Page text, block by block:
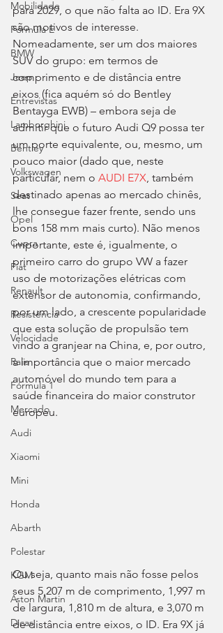
Mobilidade
Fórmula E
BMW
Jeep
Entrevistas
Lamborghini
Bentley
Volkswagen
Seat
Opel
Cupra
Fiat
Renault
Resistência
Velocidade
Ralis
Fórmula 1
Mercado
Audi
Xiaomi
Mini
Honda
Abarth
Polestar
KGM
Aston Martin
Dicas
para 2029, o que não falta ao ID. Era 9X
são motivos de interesse.
Nomeadamente, ser um dos maiores
SUV do grupo: em termos de
comprimento e de distância entre
eixos (fica aquém só do Bentley
Bentayga EWB) – embora seja de
admitir que o futuro Audi Q9 possa ter
um porte equivalente, ou, mesmo, um
pouco maior (dado que, neste
particular, nem o AUDI E7X, também
destinado apenas ao mercado chinês,
lhe consegue fazer frente, sendo uns
bons 158 mm mais curto). Não menos
importante, este é, igualmente, o
primeiro carro do grupo VW a fazer
uso de motorizações elétricas com
extensor de autonomia, confirmando,
por um lado, a crescente popularidade
que esta solução de propulsão tem
vindo a granjear na China, e, por outro,
a importância que o maior mercado
automóvel do mundo tem para a
saúde financeira do maior construtor
europeu.
Ou seja, quanto mais não fosse pelos
seus 5,207 m de comprimento, 1,997 m
de largura, 1,810 m de altura, e 3,070 m
de distância entre eixos, o ID. Era 9X já